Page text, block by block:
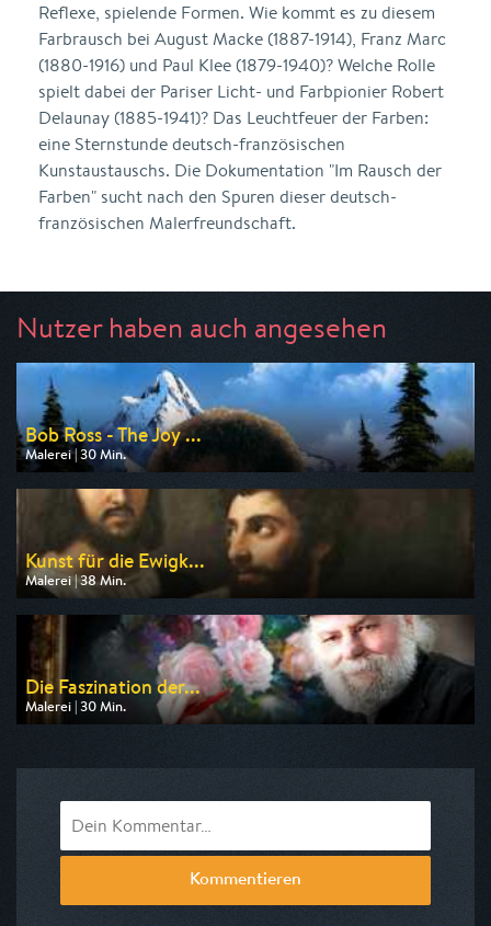
Reflexe, spielende Formen. Wie kommt es zu diesem
Farbrausch bei August Macke (1887-1914), Franz Marc
(1880-1916) und Paul Klee (1879-1940)? Welche Rolle
spielt dabei der Pariser Licht- und Farbpionier Robert
Delaunay (1885-1941)? Das Leuchtfeuer der Farben:
eine Sternstunde deutsch-französischen
Kunstaustauschs. Die Dokumentation "Im Rausch der
Farben" sucht nach den Spuren dieser deutsch-
französischen Malerfreundschaft.
Nutzer haben auch angesehen
Bob Ross - The Joy ...
Malerei | 30 Min.
Ausgestrahlt von ARD alpha
am 08.08.2026, 01:10
Kunst für die Ewigk...
Malerei | 38 Min.
Ausgestrahlt von 3sat
am 07.08.2026, 19:22
Die Faszination der...
Malerei | 30 Min.
Ausgestrahlt von Bibel TV
Kommentieren